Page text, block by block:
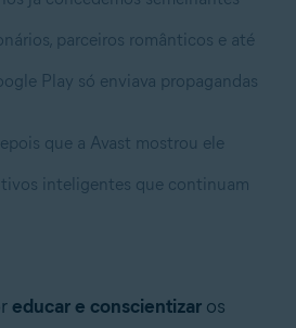
parceiros românticos e até
Play só enviava propagandas
que a Avast mostrou ele
inteligentes que continuam
educar e conscientizar os